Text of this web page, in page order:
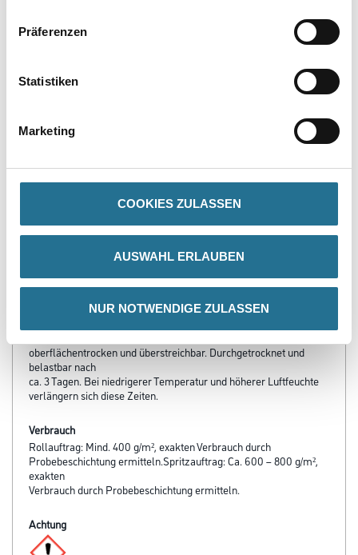
Präferenzen
Statistiken
Marketing
COOKIES ZULASSEN
AUSWAHL ERLAUBEN
NUR NOTWENDIGE ZULASSEN
- Mechanisch hoch belastbar
- Nicht brennbar nach DIN 4102, A2
Mindestens +8 °C bei einer relativen Luftfeuchtigkeit unter 65 %.
oberflächentrocken und überstreichbar. Durchgetrocknet und
belastbar nach
ca. 3 Tagen. Bei niedrigerer Temperatur und höherer Luftfeuchte
verlängern sich diese Zeiten.
Verbrauch
Rollauftrag: Mind. 400 g/m², exakten Verbrauch durch
Probebeschichtung ermitteln.Spritzauftrag: Ca. 600 – 800 g/m²,
exakten
Verbrauch durch Probebeschichtung ermitteln.
Achtung